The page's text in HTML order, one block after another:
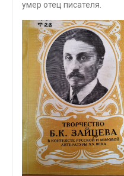
умер отец писателя.